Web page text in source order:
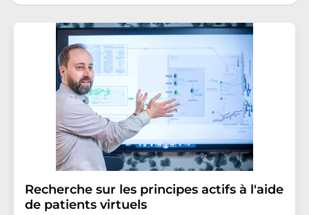
Recherche sur les principes actifs à l'aide
de patients virtuels